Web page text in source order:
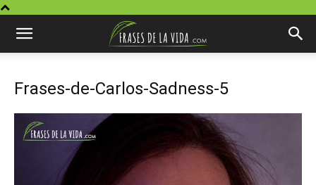
Frases-de-Carlos-Sadness-5